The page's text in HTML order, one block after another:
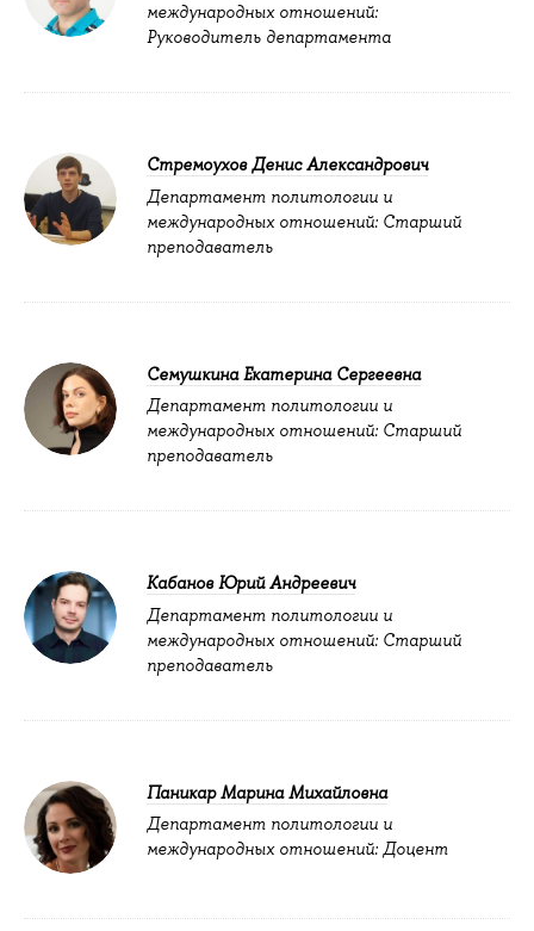
международных отношений:
Руководитель департамента
Стремоухов Денис Александрович
Департамент политологии и
международных отношений: Старший
преподаватель
Семушкина Екатерина Сергеевна
Департамент политологии и
международных отношений: Старший
преподаватель
Кабанов Юрий Андреевич
Департамент политологии и
международных отношений: Старший
преподаватель
Паникар Марина Михайловна
Департамент политологии и
международных отношений: Доцент